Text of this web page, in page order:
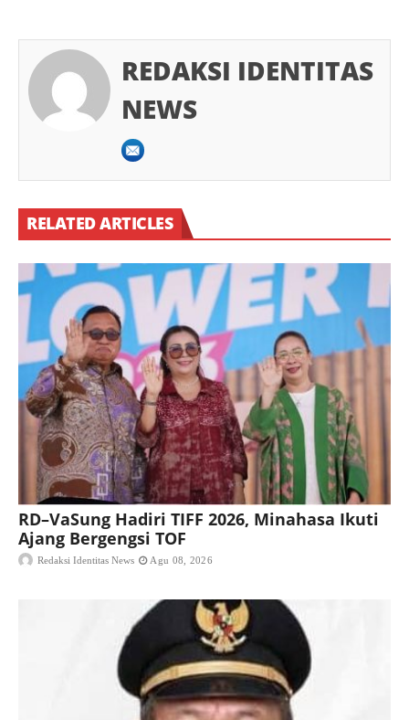
REDAKSI IDENTITAS
NEWS
RELATED ARTICLES
RD–VaSung Hadiri TIFF 2026, Minahasa Ikuti
Ajang Bergengsi TOF
Redaksi Identitas News Agu 08, 2026